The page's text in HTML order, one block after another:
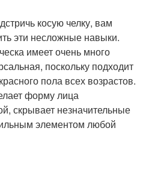
косую челку, вам
эти несложные навыки.
имеет очень много
поскольку подходит
пола всех возрастов.
форму лица
скрывает незначительные
элементом любой